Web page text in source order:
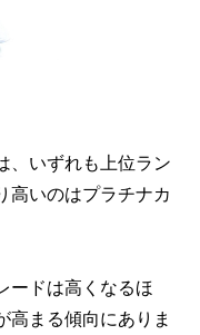
、いずれも上位ラン
高いのはプラチナカ
ードは高くなるほ
高まる傾向にありま